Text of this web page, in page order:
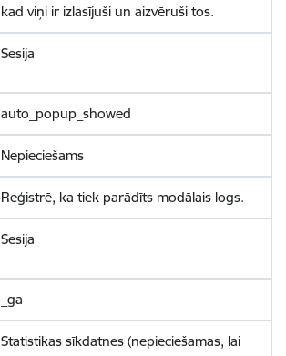
kad viņi ir izlasījuši un aizvēruši tos.
Sesija
auto_popup_showed
Nepieciešams
Reģistrē, ka tiek parādīts modālais logs.
Sesija
_ga
Statistikas sīkdatnes (nepieciešamas, lai